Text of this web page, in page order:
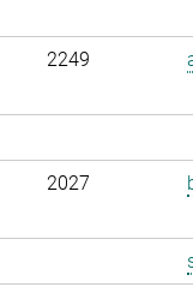
2249
2027